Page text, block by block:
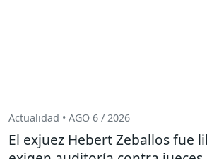
Actualidad • AGO 6 / 2026
El exjuez Hebert Zeballos fue